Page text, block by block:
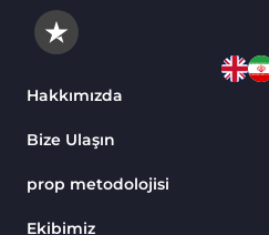
Hakkımızda
Bize Ulaşın
prop metodolojisi
Ekibimiz